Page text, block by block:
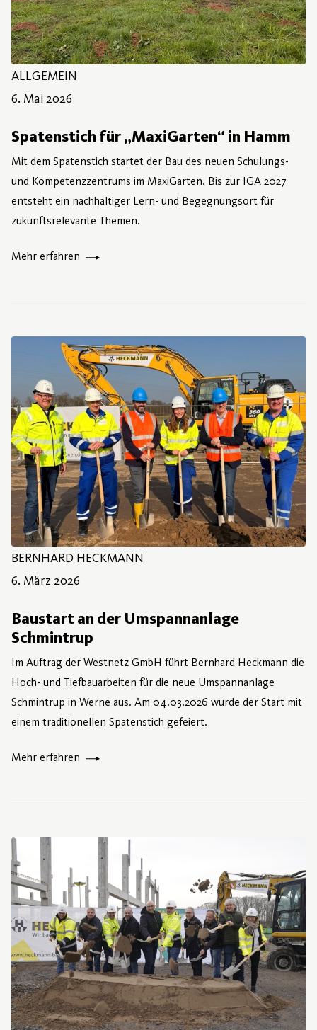
ALLGEMEIN
6. Mai 2026
Spatenstich für „MaxiGarten“ in Hamm
Mit dem Spatenstich startet der Bau des neuen Schulungs-
und Kompetenzzentrums im MaxiGarten. Bis zur IGA 2027
entsteht ein nachhaltiger Lern- und Begegnungsort für
zukunftsrelevante Themen.
Mehr erfahren
BERNHARD HECKMANN
6. März 2026
Baustart an der Umspannanlage
Schmintrup
Im Auftrag der Westnetz GmbH führt Bernhard Heckmann die
Hoch- und Tiefbauarbeiten für die neue Umspannanlage
Schmintrup in Werne aus. Am 04.03.2026 wurde der Start mit
einem traditionellen Spatenstich gefeiert.
Mehr erfahren